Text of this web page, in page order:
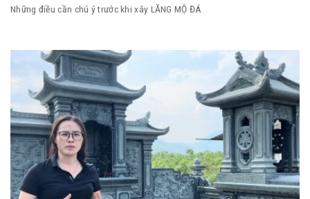
Những điều cần chú ý trước khi xây LĂNG MỘ ĐÁ